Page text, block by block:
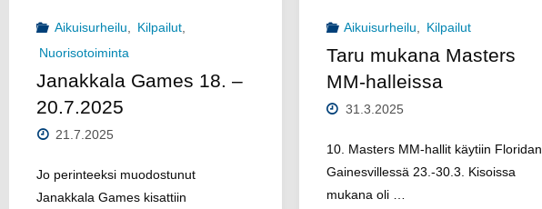
ja
mitalisijoja"
Aikuisurheilu Kilpailut,
Nuorisotoiminta
Janakkala Games 18. –
20.7.2025
21.7.2025
Jo perinteeksi muodostunut
Janakkala Games kisattiin
Aikuisurheilu Kilpailut
Taru mukana Masters
MM-halleissa
31.3.2025
10. Masters MM-hallit käytiin Floridan
Gainesvillessä 23.-30.3. Kisoissa
mukana oli …